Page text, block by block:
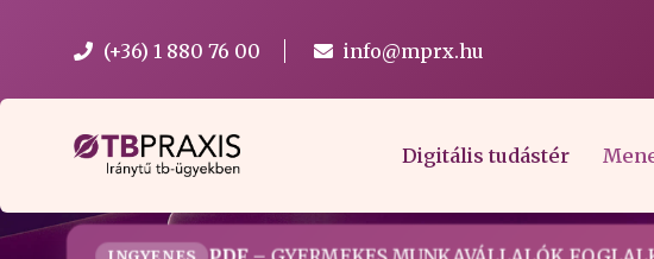
(+36) 1 880 76 00 info@mprx.hu
Digitális tudástér